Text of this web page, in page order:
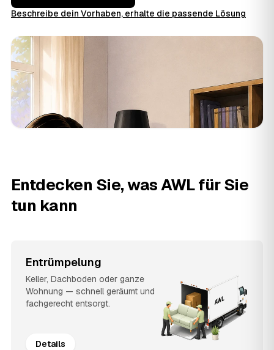
Beschreibe dein Vorhaben, erhalte die passende Lösung
Entdecken Sie, was AWL für Sie
tun kann
Entrümpelung
Keller, Dachboden oder ganze
Wohnung — schnell geräumt und
fachgerecht entsorgt.
Details